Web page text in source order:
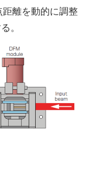
離を動的に調整
。